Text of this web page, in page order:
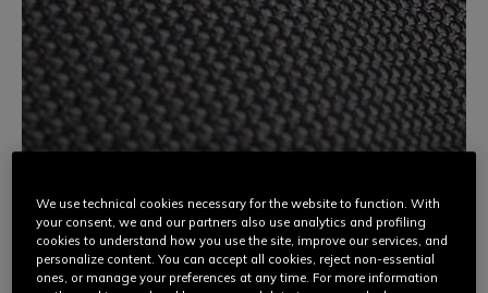
3D STONE
Un innovador tejido de alta tecnología, Dainese 3D Stone
We use technical cookies necessary for the website to function. With
your consent, we and our partners also use analytics and profiling
cookies to understand how you use the site, improve our services, and
personalize content. You can accept all cookies, reject non-essential
ones, or manage your preferences at any time. For more information